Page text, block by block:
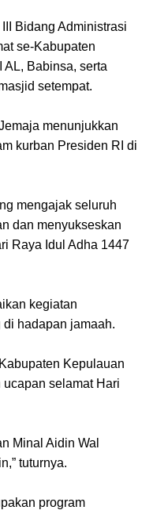
Bidang Administrasi
se-Kabupaten
Babinsa, serta
setempat.
menunjukkan
kurban Presiden RI di
mengajak seluruh
dan menyukseskan
Raya Idul Adha 1447
kegiatan
di hadapan jamaah.
Kepulauan
selamat Hari
Minal Aidin Wal
tuturnya.
program